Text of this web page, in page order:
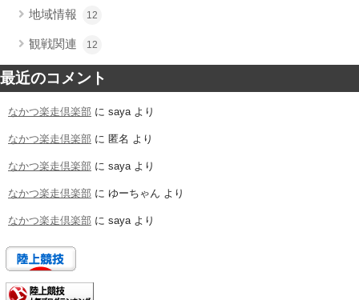
地域情報 12
観戦関連 12
最近のコメント
なかつ楽走倶楽部 に sayaより
なかつ楽走倶楽部 に 匿名 より
なかつ楽走倶楽部 に sayaより
なかつ楽走倶楽部 に ゆーちゃん より
なかつ楽走倶楽部 に sayaより